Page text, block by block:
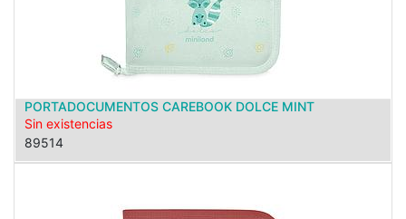
PORTADOCUMENTOS CAREBOOK DOLCE MINT
Sin existencias
89514